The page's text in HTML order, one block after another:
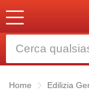
Home Edilizia